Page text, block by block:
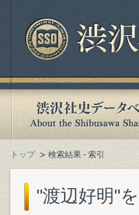
トップ 検索結果 - 索引
"渡辺好明"